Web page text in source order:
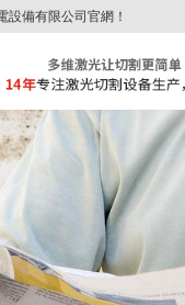
設備有限公司官網！